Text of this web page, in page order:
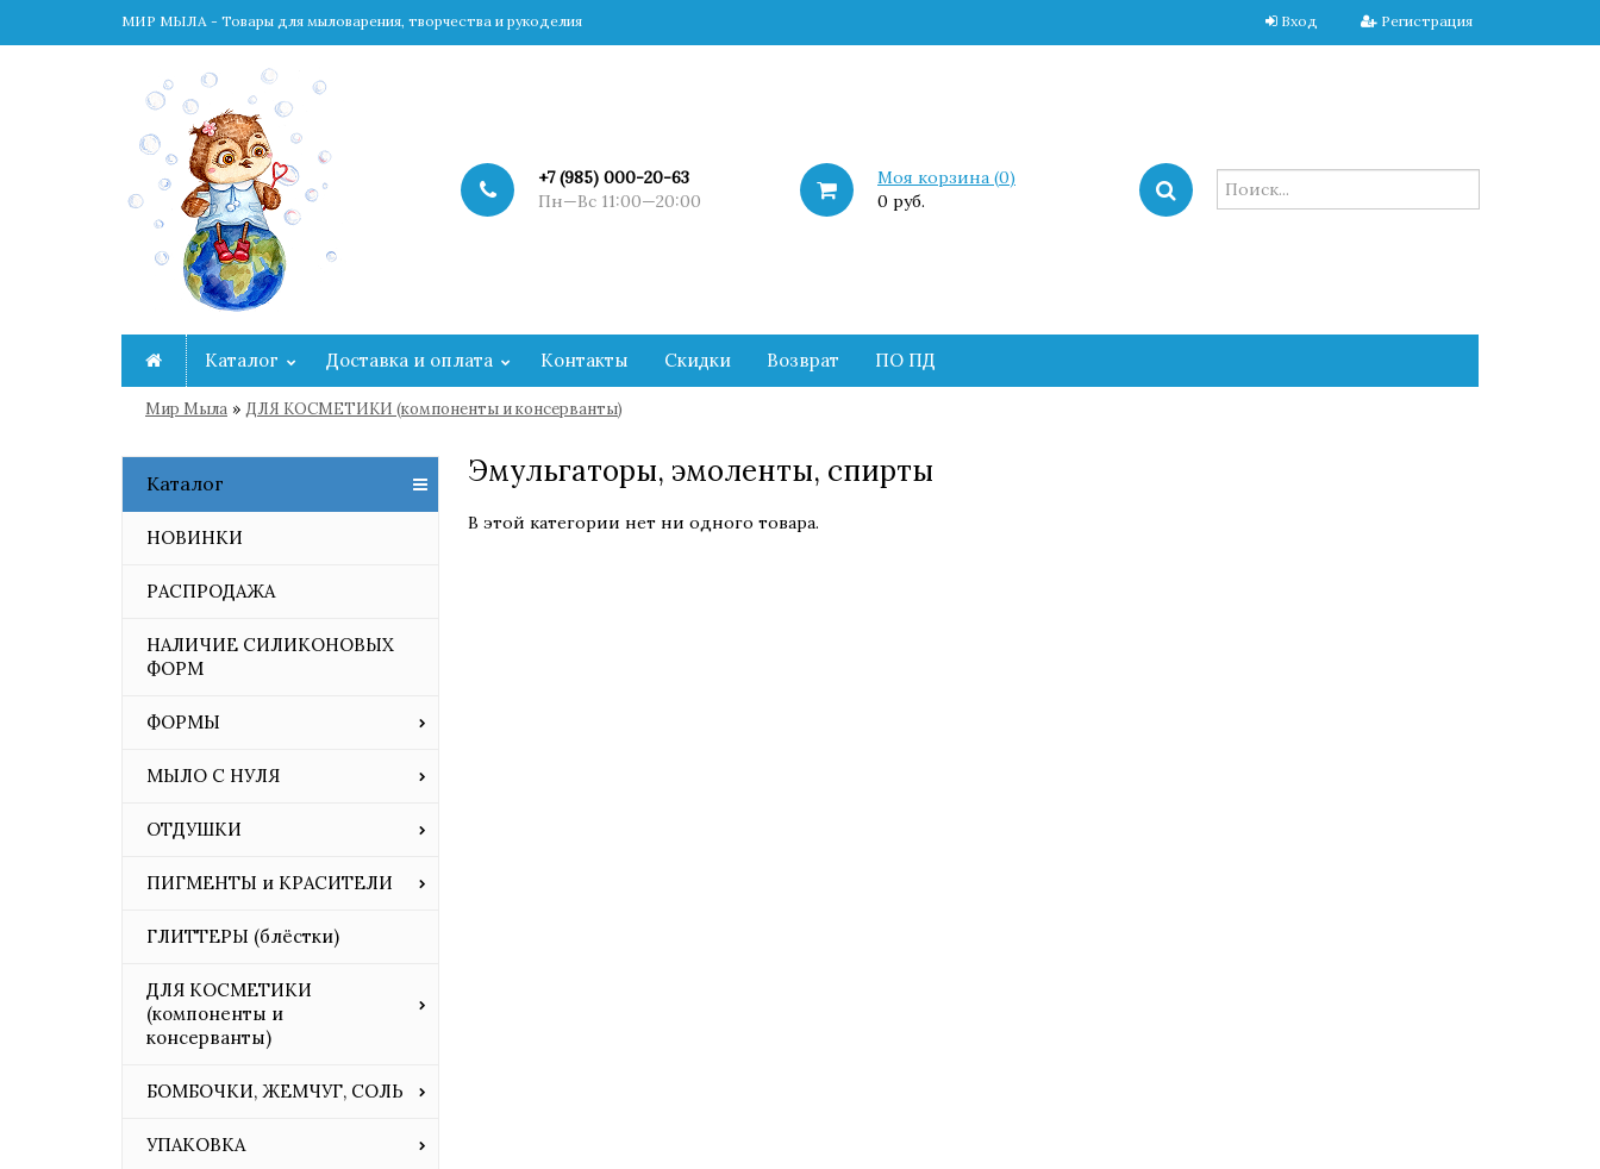
МИР МЫЛА - Товары для мыловарения, творчества и рукоделия Вход Регистрация
+7 (985) 000-20-63
Пн—Вс 11:00—20:00
Моя корзина (0)
0 руб.
Каталог Доставка и оплата Контакты Скидки Возврат ПО ПД
Мир Мыла » ДЛЯ КОСМЕТИКИ (компоненты и консерванты)
Каталог
НОВИНКИ
РАСПРОДАЖА
НАЛИЧИЕ СИЛИКОНОВЫХ
ФОРМ
ФОРМЫ
МЫЛО С НУЛЯ
ОТДУШКИ
ПИГМЕНТЫ и КРАСИТЕЛИ
ГЛИТТЕРЫ (блёстки)
ДЛЯ КОСМЕТИКИ
(компоненты и
консерванты)
БОМБОЧКИ, ЖЕМЧУГ, СОЛЬ
УПАКОВКА
Эмульгаторы, эмоленты, спирты
В этой категории нет ни одного товара.